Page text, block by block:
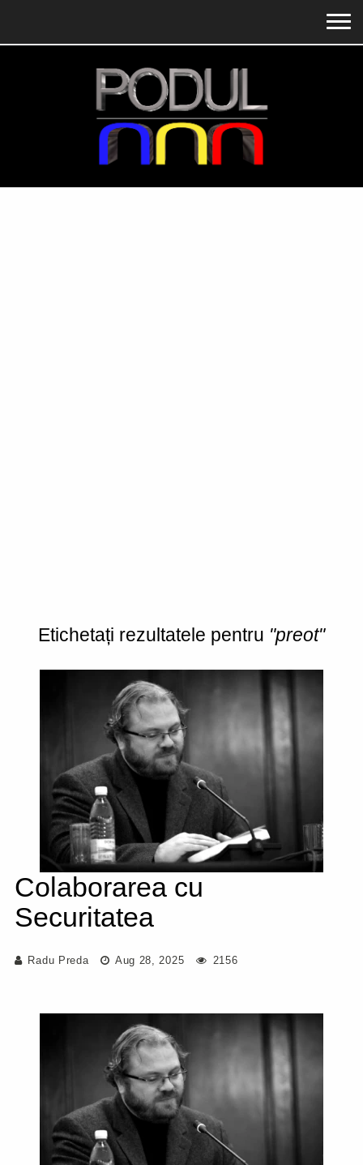
Etichetați rezultatele pentru "preot"
Colaborarea cu
Securitatea
Radu Preda Aug 28, 2025 2156